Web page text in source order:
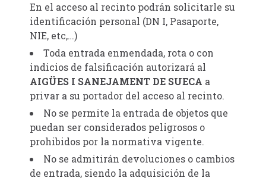
En el acceso al recinto podrán solicitarle su
identificación personal (DN I, Pasaporte,
NIE, etc,…)
Toda entrada enmendada, rota o con
indicios de falsificación autorizará al
AIGÜES I SANEJAMENT DE SUECA a
privar a su portador del acceso al recinto.
No se permite la entrada de objetos que
puedan ser considerados peligrosos o
prohibidos por la normativa vigente.
No se admitirán devoluciones o cambios
de entrada, siendo la adquisición de la